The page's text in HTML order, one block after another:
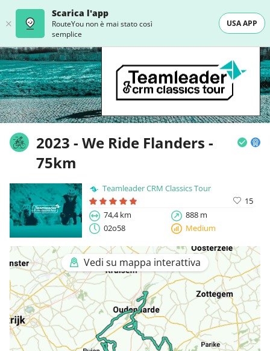
Scarica l'app
RouteYou non è mai stato così
semplice
USA APP
2023 - We Ride Flanders -
75km
Teamleader CRM Classics Tour
15
74,4 km
888 m
02o58
Medium
Vedi su mappa interattiva